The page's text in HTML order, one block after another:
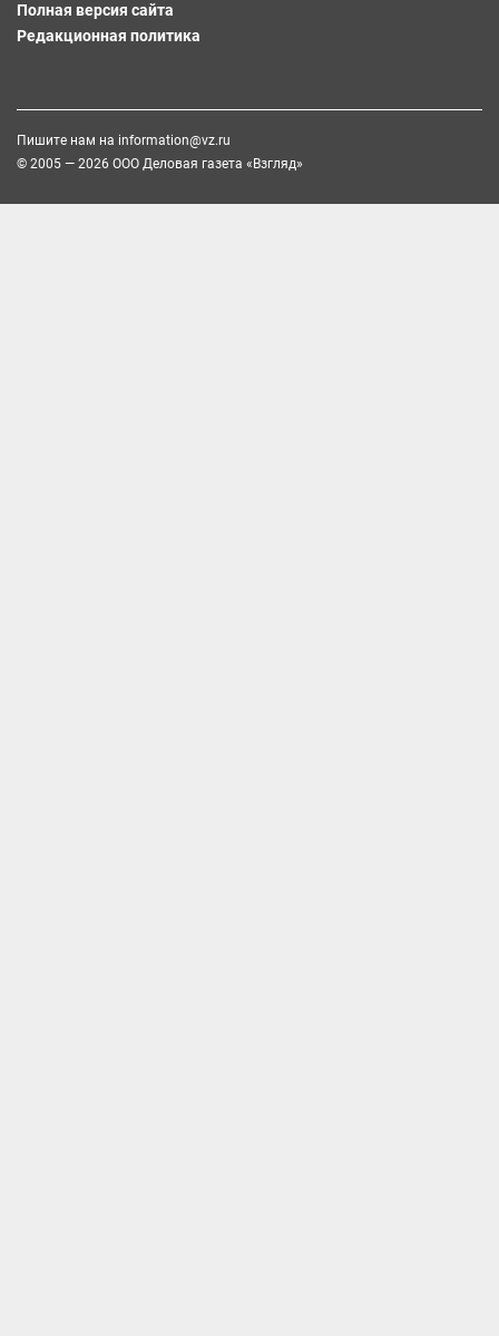
Полная версия сайта
Редакционная политика
Пишите нам на information@vz.ru
© 2005 — 2026 ООО Деловая газета «Взгляд»